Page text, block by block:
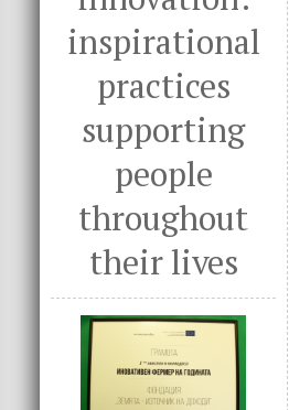
inspirational
practices
supporting
people
throughout
their lives